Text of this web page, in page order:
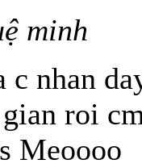
minh
c nhan
roi
Meoooo